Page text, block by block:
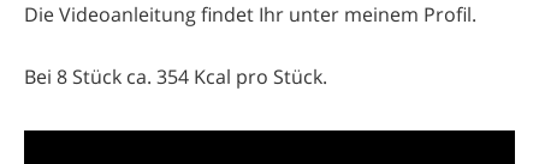
Die Videoanleitung findet Ihr unter meinem Profil.
Bei 8 Stück ca. 354 Kcal pro Stück.